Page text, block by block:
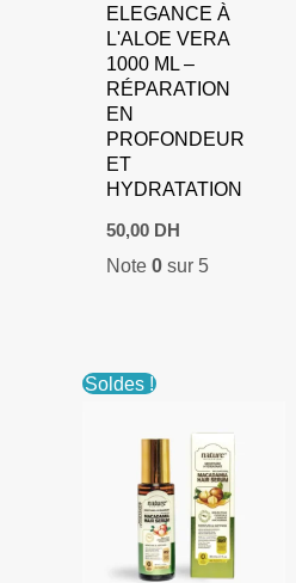
ELEGANCE À
L'ALOE VERA
1000 ML –
RÉPARATION
EN
PROFONDEUR
ET
HYDRATATION
50,00 DH
Note 0sur 5
Soldes !